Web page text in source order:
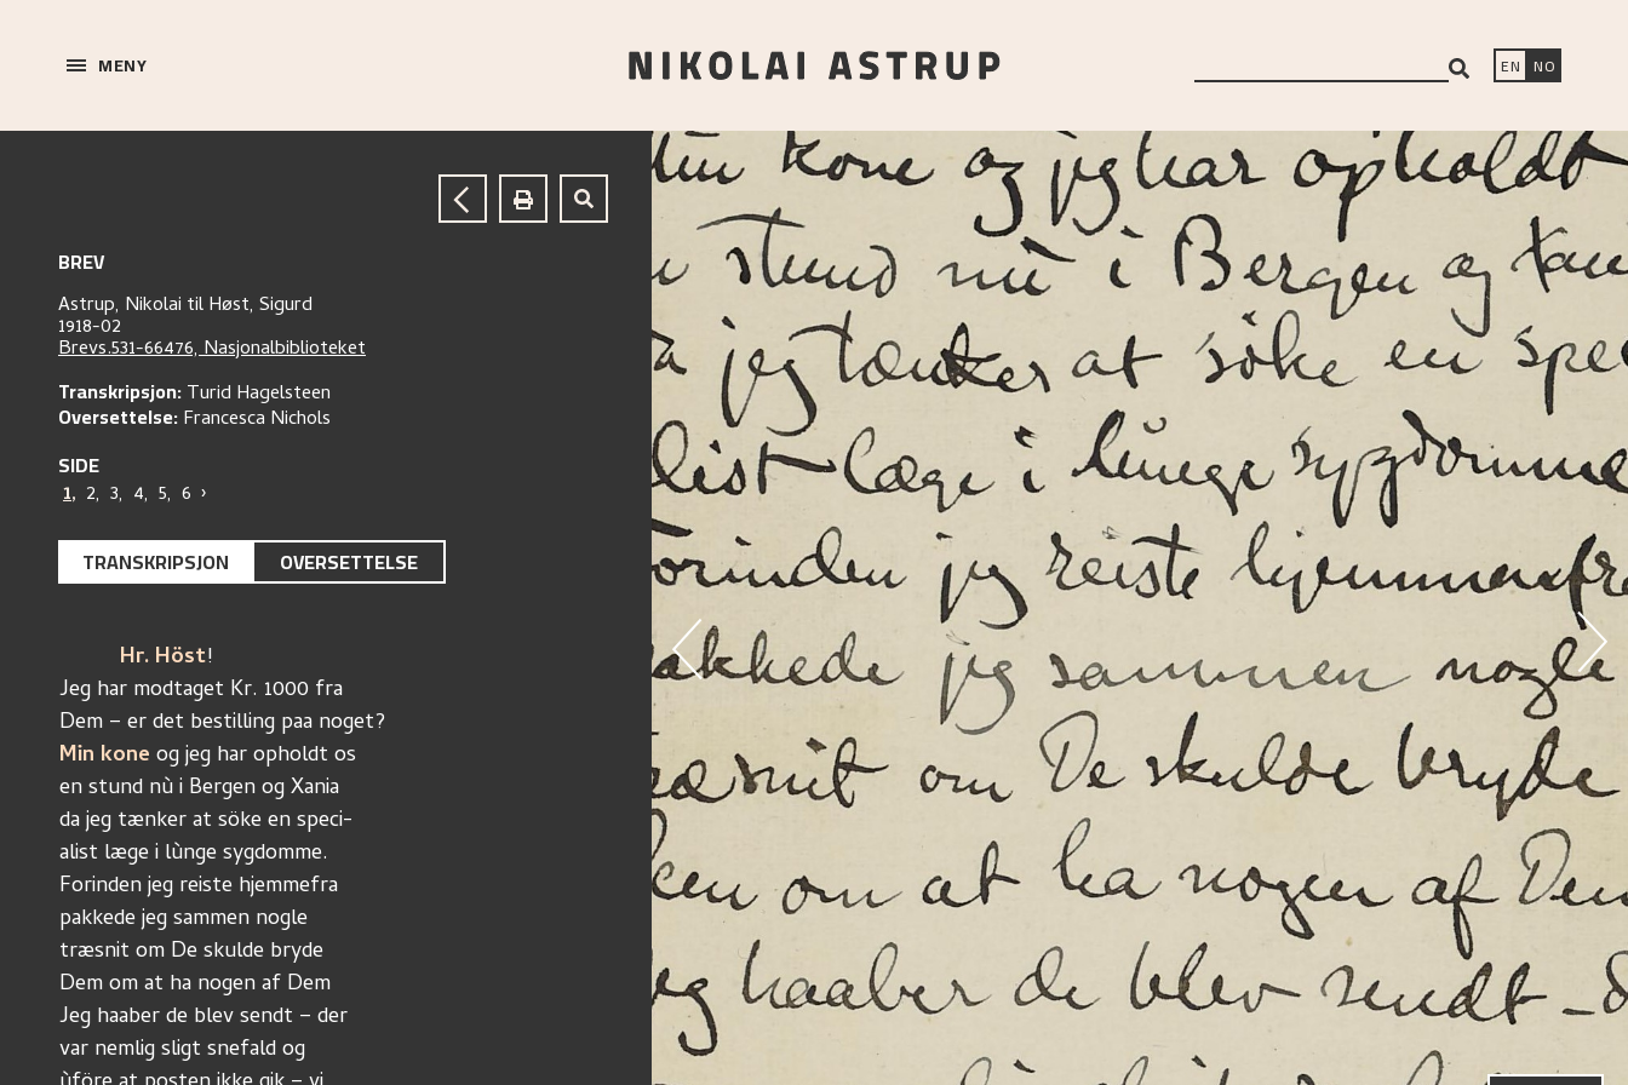
MENY EN NO
BREV
Astrup, Nikolai tilHøst, Sigurd
1918-02
Brevs.531-66476, Nasjonalbiblioteket
Transkripsjon:Turid Hagelsteen
Oversettelse:Francesca Nichols
SIDE
1, 2, 3, 4, 5, 6 ›
TRANSKRIPSJON OVERSETTELSE
Hr. Höst!
Jeg har modtaget Kr. 1000 fra
Dem – er det bestilling paa noget?
Min kone og jeg har opholdt os
en stund nù i Bergen og Xania
da jeg tænker at söke en speci-
alist læge i lùnge sygdomme.
Forinden jeg reiste hjemmefra
pakkede jeg sammen nogle
træsnit om De skulde bryde
Dem om at ha nogen af Dem
Jeg haaber de blev sendt – der
var nemlig sligt snefald og